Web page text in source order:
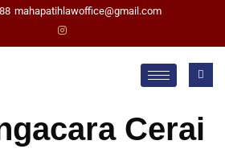
mahapatihlawoffice@gmail.com
Cerai